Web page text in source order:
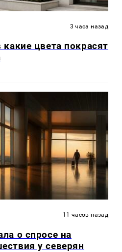
3 часа назад
цвета покрасят
11 часов назад
о спросе на
у северян